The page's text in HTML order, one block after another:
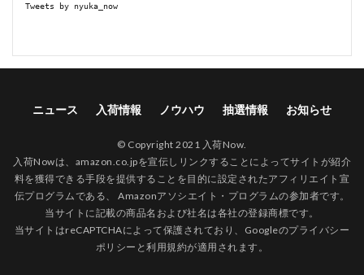
Tweets by nyuka_now
ニュース 入荷情報 ノウハウ 抽選情報 お知らせ
© Copyright 2021 入荷Now.
入荷Nowは、amazon.co.jpを宣伝しリンクすることによってサイトが紹介
料を獲得できる手段を提供することを目的に設定されたアフィリエイト宣
伝プログラムである、 Amazonアソシエイト・プログラムの参加者です。
当サイトに記載の商品名および社名は各社の登録商標です。
当サイトはreCAPTCHAによって保護されており、Googleのプライバシー
ポリシー と利用規約が適用されます。